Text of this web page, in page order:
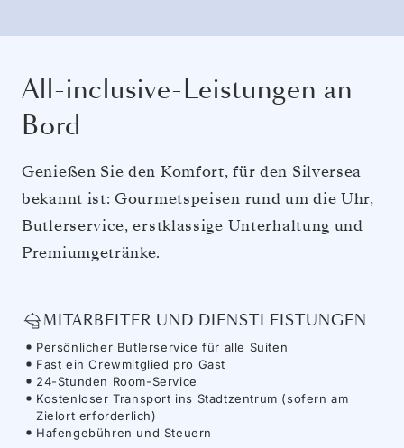
All-inclusive-Leistungen an
Bord
Genießen Sie den Komfort, für den Silversea
bekannt ist: Gourmetspeisen rund um die Uhr,
Butlerservice, erstklassige Unterhaltung und
Premiumgetränke.
MITARBEITER UND DIENSTLEISTUNGEN
Persönlicher Butlerservice für alle Suiten
Fast ein Crewmitglied pro Gast
24-Stunden Room-Service
Kostenloser Transport ins Stadtzentrum (sofern am
Zielort erforderlich)
Hafengebühren und Steuern